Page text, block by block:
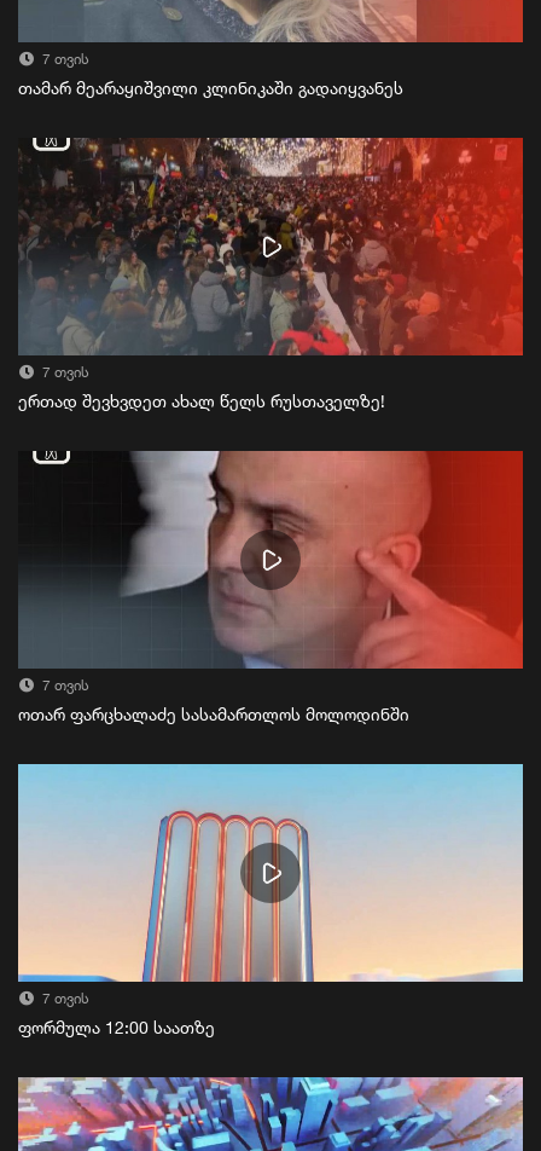
7 თვის
თამარ მეარაყიშვილი კლინიკაში გადაიყვანეს
7 თვის
ერთად შევხვდეთ ახალ წელს რუსთაველზე!
7 თვის
ოთარ ფარცხალაძე სასამართლოს მოლოდინში
7 თვის
ფორმულა 12:00 საათზე